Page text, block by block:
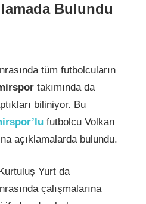
Bulundu
tüm futbolcuların
takımında da
biliniyor. Bu
futbolcu Volkan
açıklamalarda bulundu.
Yurt da
çalışmalarına